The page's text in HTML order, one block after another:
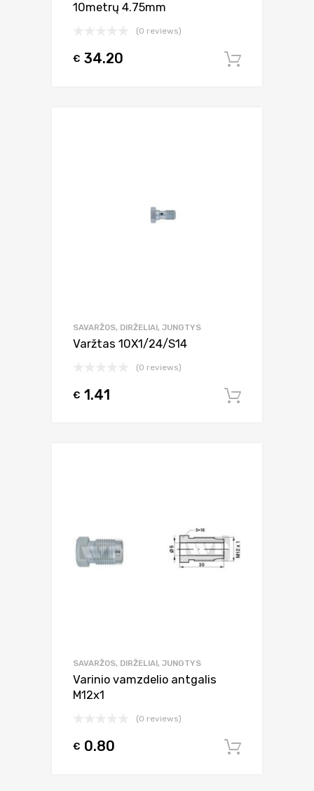
10metrų 4.75mm
(0 reviews)
€ 34.20
SAVARŽOS, DIRŽELIAI, JUNGTYS
Varžtas 10X1/24/S14
(0 reviews)
€ 1.41
SAVARŽOS, DIRŽELIAI, JUNGTYS
Varinio vamzdelio antgalis
M12x1
(0 reviews)
€ 0.80